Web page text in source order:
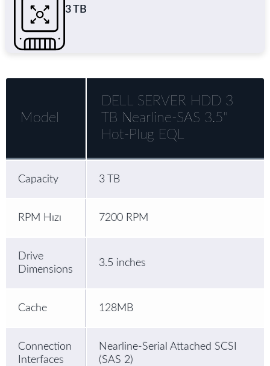
3 TB
Model
DELL SERVER HDD 3
TB Nearline-SAS 3.5"
Hot-Plug EQL
Capacity 3 TB
RPM Hızı 7200 RPM
Drive
Dimensions
3.5 inches
Cache 128MB
Connection
Interfaces
Nearline-Serial Attached SCSI
(SAS 2)